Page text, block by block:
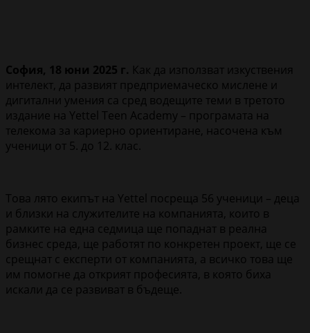
София, 18 юни 2025 г. Как да използват изкуствения
интелект, да развият предприемаческо мислене и
дигитални умения са сред водещите теми в третото
издание на Yettel Teen Academy – програмата на
телекома за кариерно ориентиране, насочена към
ученици от 5. до 12. клас.
Това лято екипът на Yettel посреща 56 ученици – деца
и близки на служителите на компанията, които в
рамките на една седмица ще попаднат в реална
бизнес среда, ще работят по конкретен проект, ще се
срещнат с експерти от компанията, а всичко това ще
им помогне да открият професията, в която биха
искали да се развиват в бъдеще.